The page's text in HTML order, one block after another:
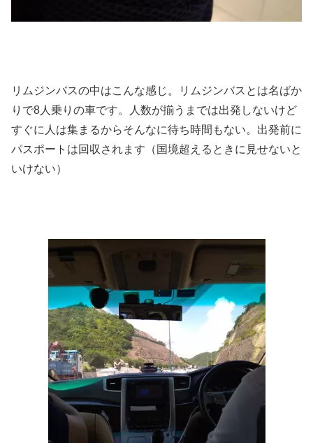
リムジンバスの中はこんな感じ。リムジンバスとは名ばか
りで8人乗りの車です。人数が揃うまでは出発しないけど
すぐに人は集まるからそんなに待ち時間もない。出発前に
パスポートは回収されます（国境超えるときに見せないと
いけない）